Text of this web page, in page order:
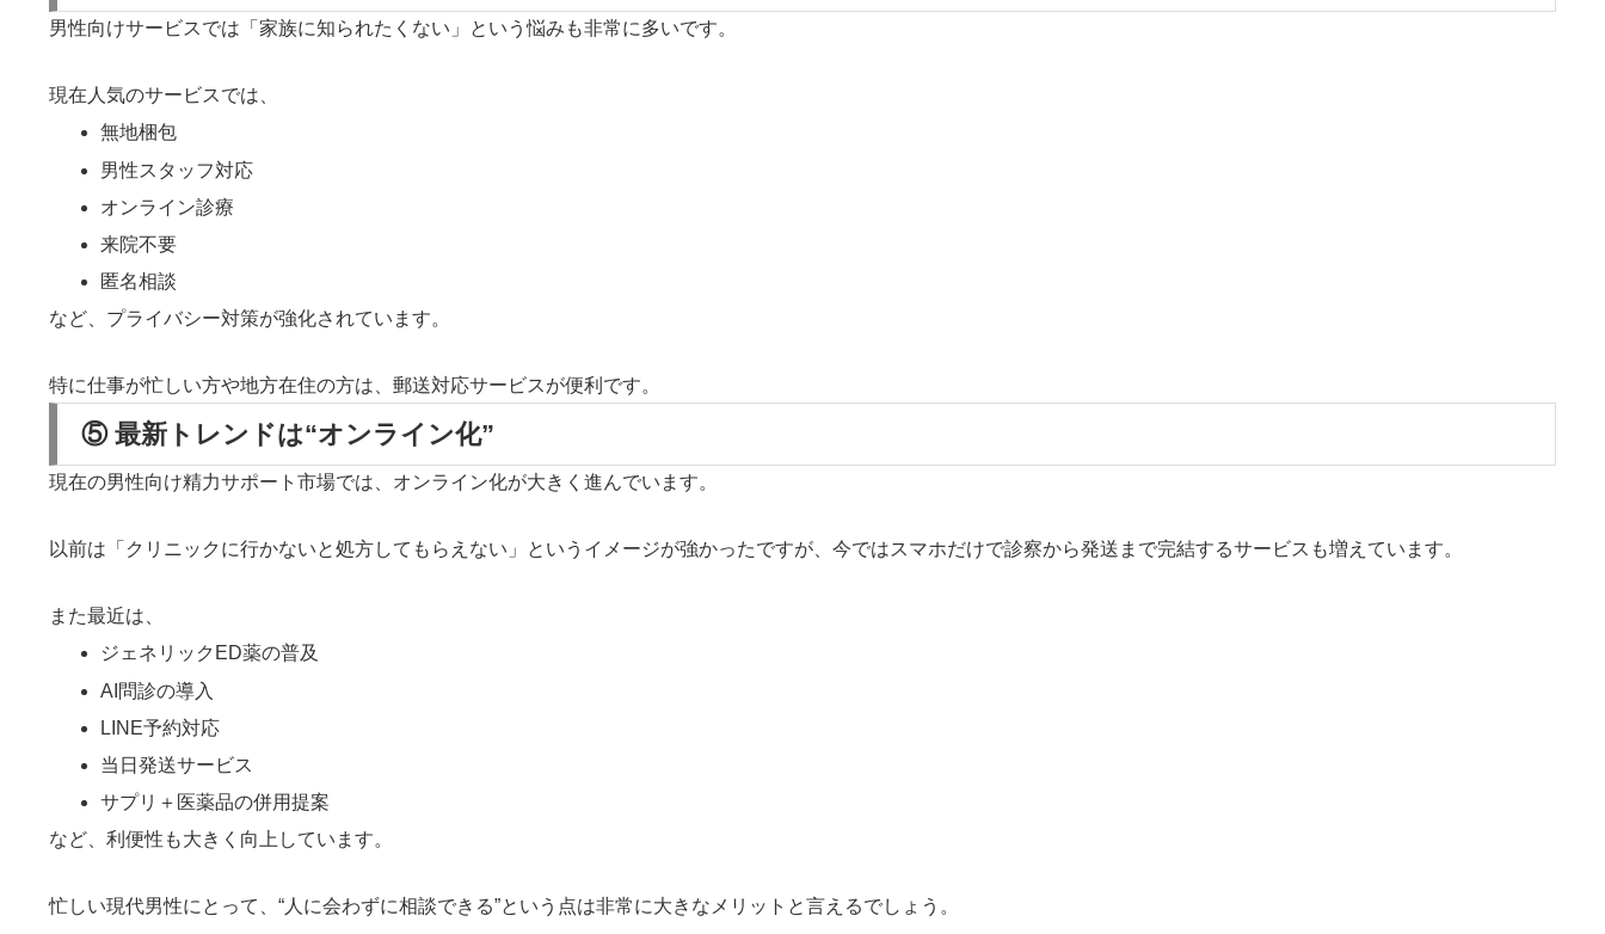
男性向けサービスでは「家族に知られたくない」という悩みも非常に多いです。
現在人気のサービスでは、
無地梱包
男性スタッフ対応
オンライン診療
来院不要
匿名相談
など、プライバシー対策が強化されています。
特に仕事が忙しい方や地方在住の方は、郵送対応サービスが便利です。
⑤ 最新トレンドは“オンライン化”
現在の男性向け精力サポート市場では、オンライン化が大きく進んでいます。
以前は「クリニックに行かないと処方してもらえない」というイメージが強かったですが、今ではスマホだけで診察から発送まで完結するサービスも増えています。
また最近は、
ジェネリックED薬の普及
AI問診の導入
LINE予約対応
当日発送サービス
サプリ＋医薬品の併用提案
など、利便性も大きく向上しています。
忙しい現代男性にとって、“人に会わずに相談できる”という点は非常に大きなメリットと言えるでしょう。